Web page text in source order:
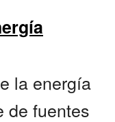
la energía
de fuentes